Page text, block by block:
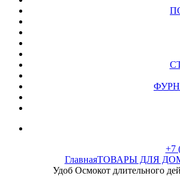
+7
ГлавнаяТОВАРЫ ДЛЯ
Удоб Осмокот длительного